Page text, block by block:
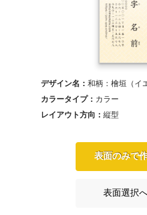
デザイン名： 和柄：檜垣（イ
カラータイプ： カラー
レイアウト方向： 縦型
表面のみで
表面選択